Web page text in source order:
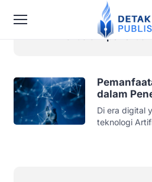
ai dalam
dalam
Di era digital
teknologi